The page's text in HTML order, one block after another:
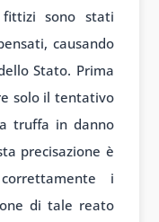
sono stati
causando
Stato. Prima
solo il tentativo
truffa in danno
precisazione è
i
di tale reato